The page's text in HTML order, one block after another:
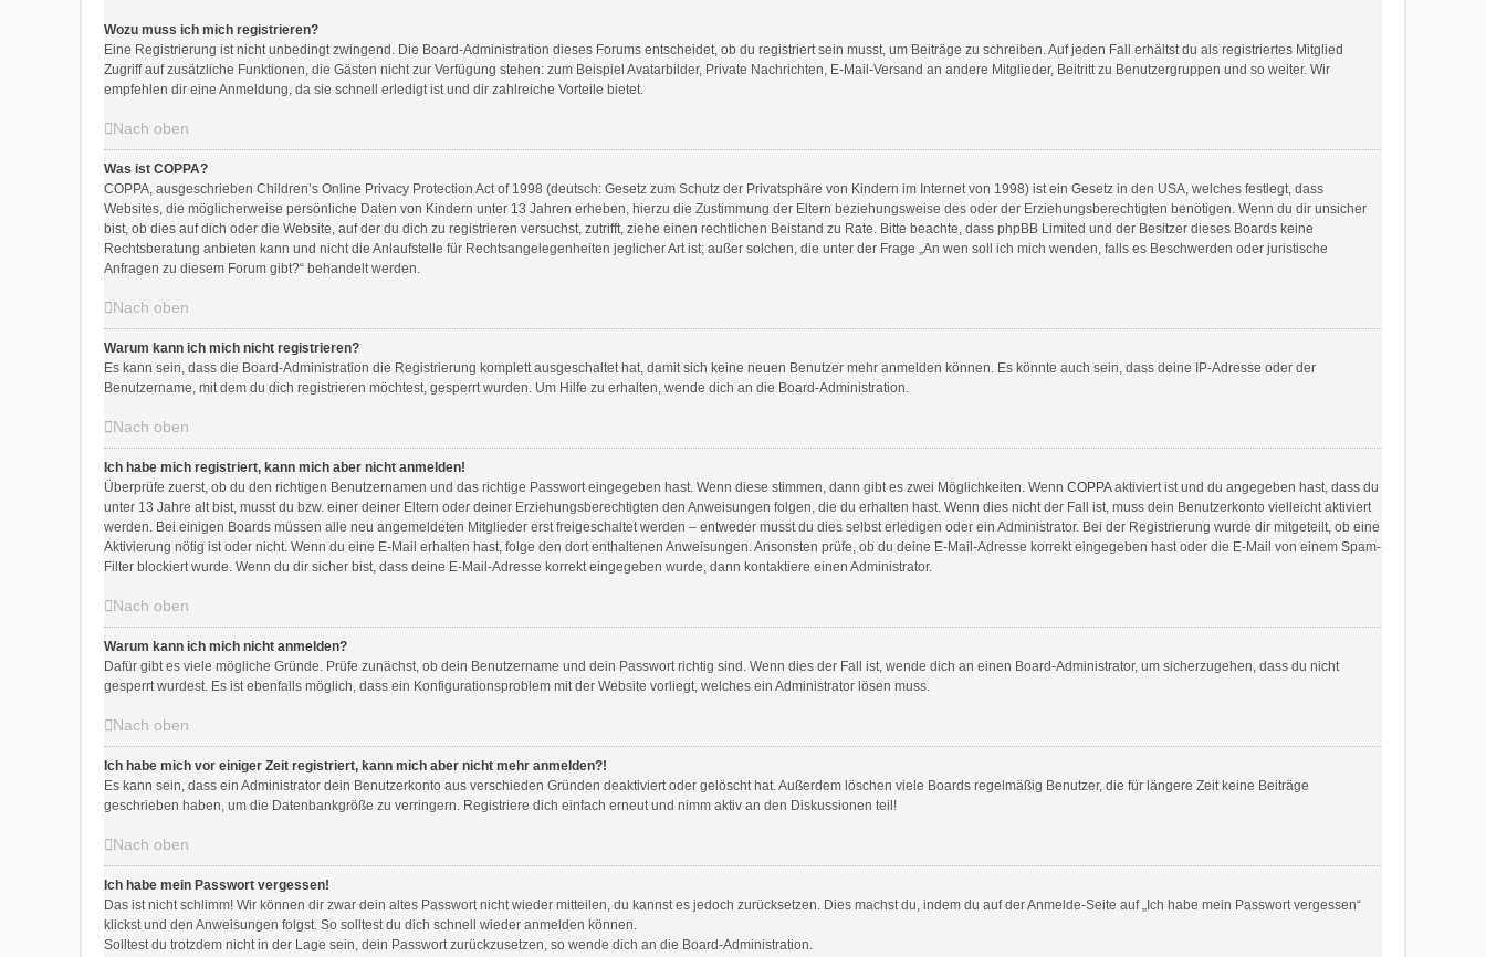
Wozu muss ich mich registrieren?
Eine Registrierung ist nicht unbedingt zwingend. Die Board-Administration dieses Forums entscheidet, ob du registriert sein musst, um Beiträge zu schreiben. Auf jeden Fall erhältst du als registriertes Mitglied
Zugriff auf zusätzliche Funktionen, die Gästen nicht zur Verfügung stehen: zum Beispiel Avatarbilder, Private Nachrichten, E-Mail-Versand an andere Mitglieder, Beitritt zu Benutzergruppen und so weiter. Wir
empfehlen dir eine Anmeldung, da sie schnell erledigt ist und dir zahlreiche Vorteile bietet.
Nach oben
Was ist COPPA?
COPPA, ausgeschrieben Children’s Online Privacy Protection Act of 1998 (deutsch: Gesetz zum Schutz der Privatsphäre von Kindern im Internet von 1998) ist ein Gesetz in den USA, welches festlegt, dass
Websites, die möglicherweise persönliche Daten von Kindern unter 13 Jahren erheben, hierzu die Zustimmung der Eltern beziehungsweise des oder der Erziehungsberechtigten benötigen. Wenn du dir unsicher
bist, ob dies auf dich oder die Website, auf der du dich zu registrieren versuchst, zutrifft, ziehe einen rechtlichen Beistand zu Rate. Bitte beachte, dass phpBB Limited und der Besitzer dieses Boards keine
Rechtsberatung anbieten kann und nicht die Anlaufstelle für Rechtsangelegenheiten jeglicher Art ist; außer solchen, die unter der Frage „An wen soll ich mich wenden, falls es Beschwerden oder juristische
Anfragen zu diesem Forum gibt?“ behandelt werden.
Nach oben
Warum kann ich mich nicht registrieren?
Es kann sein, dass die Board-Administration die Registrierung komplett ausgeschaltet hat, damit sich keine neuen Benutzer mehr anmelden können. Es könnte auch sein, dass deine IP-Adresse oder der
Benutzername, mit dem du dich registrieren möchtest, gesperrt wurden. Um Hilfe zu erhalten, wende dich an die Board-Administration.
Nach oben
Ich habe mich registriert, kann mich aber nicht anmelden!
Überprüfe zuerst, ob du den richtigen Benutzernamen und das richtige Passwort eingegeben hast. Wenn diese stimmen, dann gibt es zwei Möglichkeiten. Wenn COPPAaktiviert ist und du angegeben hast, dass du
unter 13 Jahre alt bist, musst du bzw. einer deiner Eltern oder deiner Erziehungsberechtigten den Anweisungen folgen, die du erhalten hast. Wenn dies nicht der Fall ist, muss dein Benutzerkonto vielleicht aktiviert
werden. Bei einigen Boards müssen alle neu angemeldeten Mitglieder erst freigeschaltet werden – entweder musst du dies selbst erledigen oder ein Administrator. Bei der Registrierung wurde dir mitgeteilt, ob eine
Aktivierung nötig ist oder nicht. Wenn du eine E-Mail erhalten hast, folge den dort enthaltenen Anweisungen. Ansonsten prüfe, ob du deine E-Mail-Adresse korrekt eingegeben hast oder die E-Mail von einem Spam-
Filter blockiert wurde. Wenn du dir sicher bist, dass deine E-Mail-Adresse korrekt eingegeben wurde, dann kontaktiere einen Administrator.
Nach oben
Warum kann ich mich nicht anmelden?
Dafür gibt es viele mögliche Gründe. Prüfe zunächst, ob dein Benutzername und dein Passwort richtig sind. Wenn dies der Fall ist, wende dich an einen Board-Administrator, um sicherzugehen, dass du nicht
gesperrt wurdest. Es ist ebenfalls möglich, dass ein Konfigurationsproblem mit der Website vorliegt, welches ein Administrator lösen muss.
Nach oben
Ich habe mich vor einiger Zeit registriert, kann mich aber nicht mehr anmelden?!
Es kann sein, dass ein Administrator dein Benutzerkonto aus verschieden Gründen deaktiviert oder gelöscht hat. Außerdem löschen viele Boards regelmäßig Benutzer, die für längere Zeit keine Beiträge
geschrieben haben, um die Datenbankgröße zu verringern. Registriere dich einfach erneut und nimm aktiv an den Diskussionen teil!
Nach oben
Ich habe mein Passwort vergessen!
Das ist nicht schlimm! Wir können dir zwar dein altes Passwort nicht wieder mitteilen, du kannst es jedoch zurücksetzen. Dies machst du, indem du auf der Anmelde-Seite auf „Ich habe mein Passwort vergessen“
klickst und den Anweisungen folgst. So solltest du dich schnell wieder anmelden können.
Solltest du trotzdem nicht in der Lage sein, dein Passwort zurückzusetzen, so wende dich an die Board-Administration.